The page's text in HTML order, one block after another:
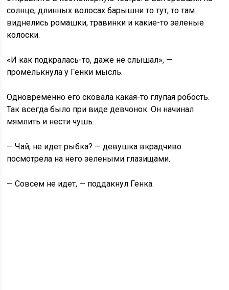
солнце, длинных волосах барышни то тут, то там
виднелись ромашки, травинки и какие-то зеленые
колоски.
«И как подкралась-то, даже не слышал», —
промелькнула у Генки мысль.
Одновременно его сковала какая-то глупая робость.
Так всегда было при виде девчонок. Он начинал
мямлить и нести чушь.
— Чай, не идет рыбка? — девушка вкрадчиво
посмотрела на него зелеными глазищами.
— Совсем не идет, — поддакнул Генка.